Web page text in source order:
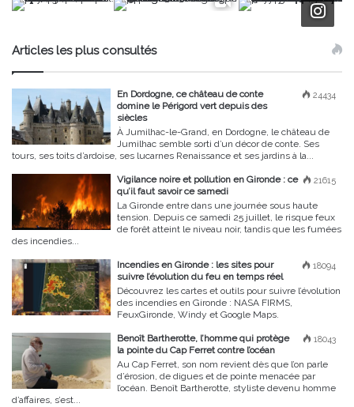
Articles les plus consultés
24434
En Dordogne, ce château de conte
domine le Périgord vert depuis des
siècles
À Jumilhac-le-Grand, en Dordogne, le château de
Jumilhac semble sorti d’un décor de conte. Ses
tours, ses toits d’ardoise, ses lucarnes Renaissance et ses jardins à la...
21615
Vigilance noire et pollution en Gironde : ce
qu’il faut savoir ce samedi
La Gironde entre dans une journée sous haute
tension. Depuis ce samedi 25 juillet, le risque feux
de forêt atteint le niveau noir, tandis que les fumées
des incendies...
18094
Incendies en Gironde : les sites pour
suivre l’évolution du feu en temps réel
Découvrez les cartes et outils pour suivre l’évolution
des incendies en Gironde : NASA FIRMS,
FeuxGironde, Windy et Google Maps.
18043
Benoît Bartherotte, l’homme qui protège
la pointe du Cap Ferret contre l’océan
Au Cap Ferret, son nom revient dès que l’on parle
d’érosion, de digues et de pointe menacée par
l’océan. Benoît Bartherotte, styliste devenu homme
d’affaires, s’est...